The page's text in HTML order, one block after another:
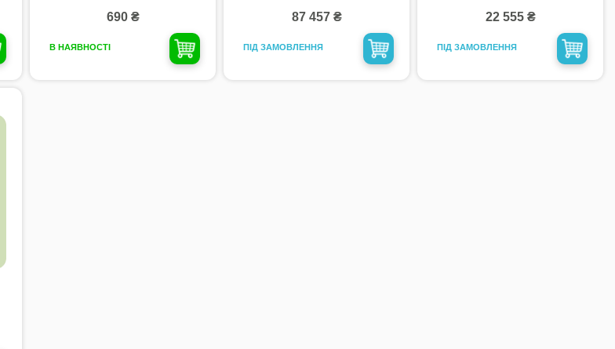
690 ₴
В НАЯВНОСТІ
87 457 ₴
ПІД ЗАМОВЛЕННЯ
22 555 ₴
ПІД ЗАМОВЛЕННЯ